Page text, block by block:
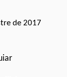
de 2017